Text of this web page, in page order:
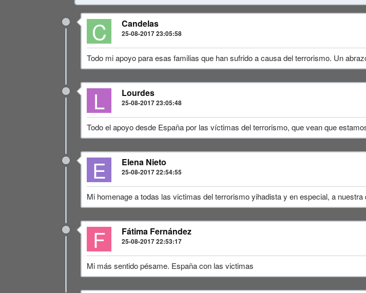
C Candelas
25-08-2017 23:05:58
Todo mi apoyo para esas familias que han sufrido a causa del terrorismo. Un
L Lourdes
25-08-2017 23:05:48
Todo el apoyo desde España por las víctimas del terrorismo, que vean que
E Elena Nieto
25-08-2017 22:54:55
Mi homenage a todas las victimas del terrorismo yihadista y en especial, a
F Fátima Fernández
25-08-2017 22:53:17
Mi más sentido pésame. España con las victimas